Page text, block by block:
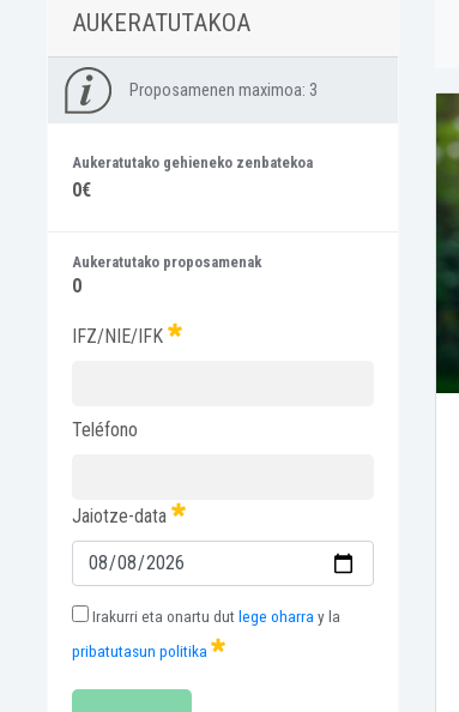
AUKERATUTAKOA
Proposamenen maximoa: 3
Aukeratutako gehieneko zenbatekoa
0€
Aukeratutako proposamenak
0
IFZ/NIE/IFK
Teléfono
Jaiotze-data
Irakurri eta onartu dut lege oharray la
pribatutasun politika